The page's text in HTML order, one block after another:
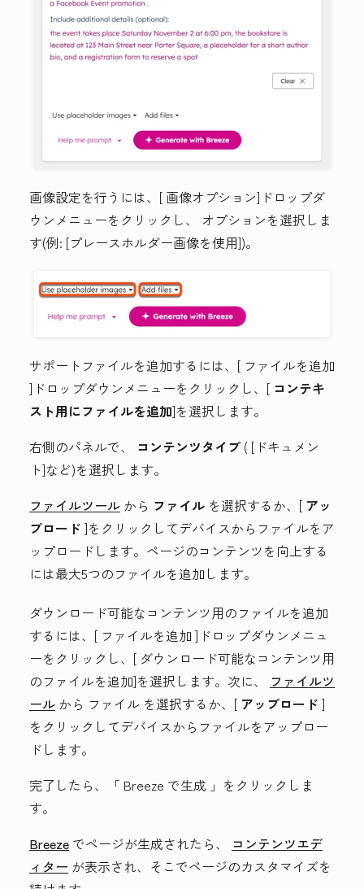
画像設定を行うには、[ 画像オプション]ドロップダ
ウンメニューをクリックし、 オプションを選択しま
す(例: [プレースホルダー画像を使用])。
サポートファイルを追加するには、[ ファイルを追加
]ドロップダウンメニューをクリックし、[ コンテキ
スト用にファイルを追加]を選択します。
右側のパネルで、
コンテンツタイプ ( [ドキュメン
ト]など)を選択します。
ファイルツール から ファイル を選択するか、[ アッ
プロード ]をクリックしてデバイスからファイルをア
ップロードします。ページのコンテンツを向上する
には最大5つのファイルを追加します。
ダウンロード可能なコンテンツ用のファイルを追加
するには、[ ファイルを追加 ]ドロップダウンメニュ
ーをクリックし、[ ダウンロード可能なコンテンツ用
のファイルを追加]を選択します。次に、
ファイルツ
ール から ファイル を選択するか、[ アップロード ]
をクリックしてデバイスからファイルをアップロー
ドします。
完了したら、「 Breeze で生成 」をクリックしま
す。
Breeze でページが生成されたら、 コンテンツエデ
ィター が表示され、そこでページのカスタマイズを